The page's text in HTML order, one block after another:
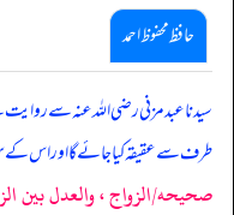
حافظ محفوظ احمد
سیدنا عبد مزنی رضی اللہ عنہ سے
طرف سے عقیقہ کیا جائے گا اور اس کے
صحيحه/الزواج ، والعدل بين